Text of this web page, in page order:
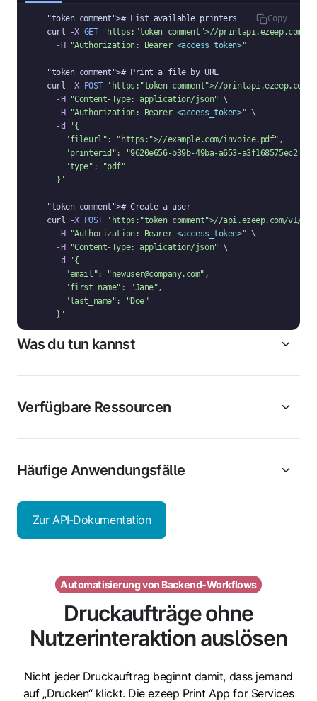
Copy
"token comment"># List available printers
curl
-X GET 'https: "token comment">//printapi.ezeep.com/
-H
"Authorization: Bearer <access_token>"
"token comment"># Print a file by URL
curl
-X POST 'https: "token comment">//
-H
"Content-Type: application/json" \
-H
"Authorization: Bearer <access_token>" \
-d
'{
"fileurl": "https: ">//example.com/invoice.pdf" ,
"printerid": "9620e656-b39b-49ba-a653-a3f168575ec2"
"type" :
"pdf"
  }'
"token comment"># Create a user
curl
-X POST 'https: "token comment">//api.ezeep.com/v1/
-H
"Authorization: Bearer <access_token>" \
-H
"Content-Type: application/json" \
-d
'{
"email": "newuser@company.com" ,
"first_name" : "Jane" ,
"last_name":
"Doe"
  }'
Was du tun kannst
Verfügbare Ressourcen
Häufige Anwendungsfälle
Zur API‑Dokumentation
Automatisierung von Backend‑Workflows
Druckaufträge ohne
Nutzerinteraktion auslösen
Nicht jeder Druckauftrag beginnt damit, dass jemand
auf „Drucken“ klickt. Die ezeep Print App for Services